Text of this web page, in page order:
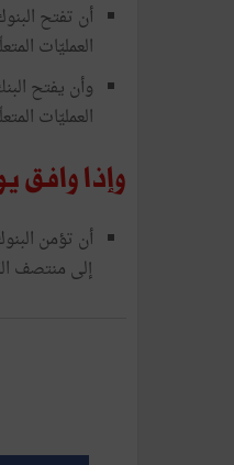
العمليّات
وأن يفتح
العمليّات
وإذا وافق يوم الأربعاء 5
إلى منتصف